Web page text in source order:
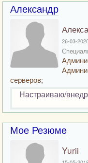
Александр
26-03-
серверов;
Настраиваю/
Мое Резюме
Yurii